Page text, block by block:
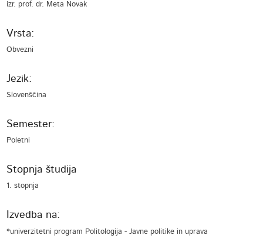
izr. prof. dr. Meta Novak
Vrsta:
Obvezni
Jezik:
Slovenščina
Semester:
Poletni
Stopnja študija
1. stopnja
Izvedba na:
*univerzitetni program Politologija - Javne politike in uprava